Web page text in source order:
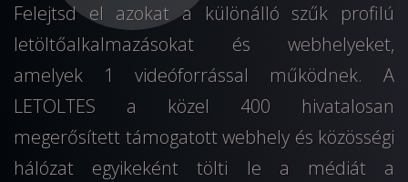
Felejtsd el azokat a különálló szűk profilú
letöltőalkalmazásokat és webhelyeket,
amelyek 1 videóforrással működnek. A
LETOLTES a közel 400 hivatalosan
megerősített támogatott webhely és közösségi
hálózat egyikeként tölti le a médiát a